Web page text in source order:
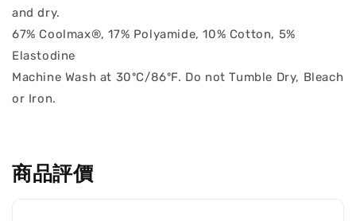
and dry.
67% Coolmax®, 17% Polyamide, 10% Cotton, 5%
Elastodine
Machine Wash at 30ºC/86ºF. Do not Tumble Dry, Bleach
or Iron.
商品評價